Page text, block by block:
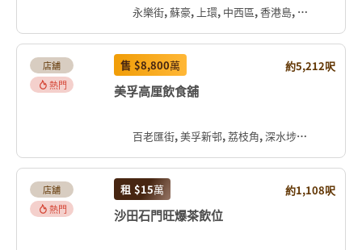
永樂街, 蘇豪, 上環, 中西區, 香港島, 香港, 中国
店舖
熱門
售 $8,800萬 約5,212呎
美孚高厘飲食舖
百老匯街, 美孚新邨, 荔枝角, 深水埗區, 九龍, 香港, 中国
店舖
熱門
租 $15萬 約1,108呎
沙田石門旺爆茶飲位